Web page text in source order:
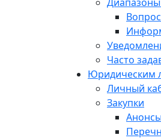
Часто
Юридическим
Личный
Закупки
Анонсы